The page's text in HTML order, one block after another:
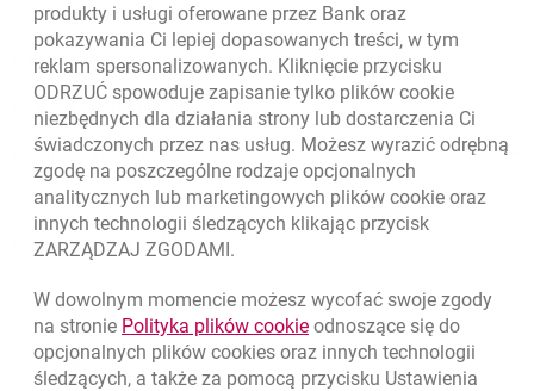
Skontaktuj się ze Specjalistą
O banku
Kursy wymiany walut
Kursy wymiany walut. Data aktualizacji: 5.08.2026, 12:49:02
KUPNO SPRZEDAŻ
EUR 4.1406 4.4633
USD 3.8653
Odpowiedzialny biznes
Regulacje zewnętrzne
produkty i usługi oferowane przez Bank oraz
pokazywania Ci lepiej dopasowanych treści, w tym
reklam spersonalizowanych. Kliknięcie przycisku
ODRZUĆ spowoduje zapisanie tylko plików cookie
niezbędnych dla działania strony lub dostarczenia Ci
świadczonych przez nas usług. Możesz wyrazić odrębną
zgodę na poszczególne rodzaje opcjonalnych
analitycznych lub marketingowych plików cookie oraz
innych technologii śledzących klikając przycisk
ZARZĄDZAJ ZGODAMI.
W dowolnym momencie możesz wycofać swoje zgody
na stronie Polityka plików cookielink otwiera się w nowym
odnoszące się do
opcjonalnych plików cookies oraz innych technologii
śledzących, a także za pomocą przycisku Ustawienia